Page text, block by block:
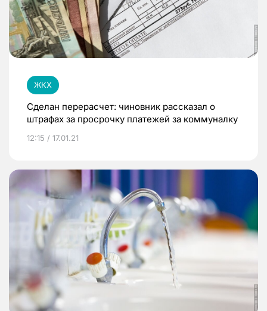
ЖКХ
Сделан перерасчет: чиновник рассказал о
штрафах за просрочку платежей за коммуналку
12:15 / 17.01.21